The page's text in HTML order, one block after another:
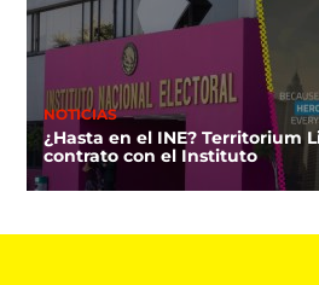
NOTICIAS
¿Hasta en el INE? Territorium
contrato con el Instituto